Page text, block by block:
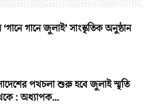
গানে জুলাই’ সাংস্কৃতিক অনুষ্ঠান
পথচলা শুরু হবে জুলাই স্মৃতি
: অধ্যাপক...